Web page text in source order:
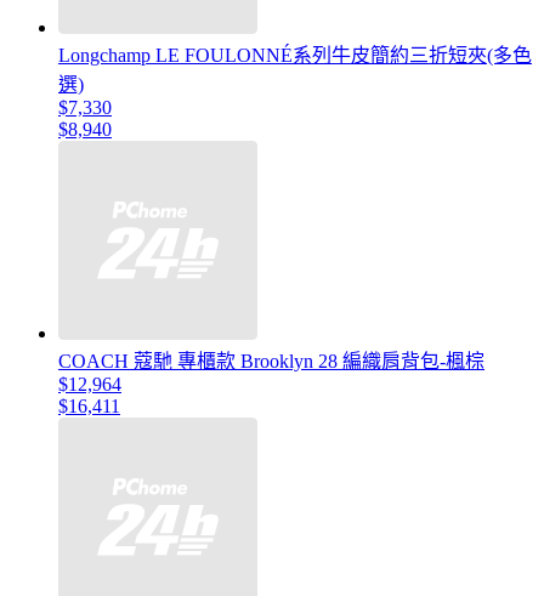
Longchamp LE FOULONNÉ系列牛皮簡約三折短夾(多色
選)
$7,330
$8,940
COACH 蔻馳 專櫃款 Brooklyn 28 編織肩背包-楓棕
$12,964
$16,411